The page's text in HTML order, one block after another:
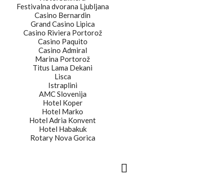
Festivalna dvorana Ljubljana
Casino Bernardin
Grand Casino Lipica
Casino Riviera Portorož
Casino Paquito
Casino Admiral
Marina Portorož
Titus Lama Dekani
Lisca
Istraplini
AMC Slovenija
Hotel Koper
Hotel Marko
Hotel Adria Konvent
Hotel Habakuk
Rotary Nova Gorica